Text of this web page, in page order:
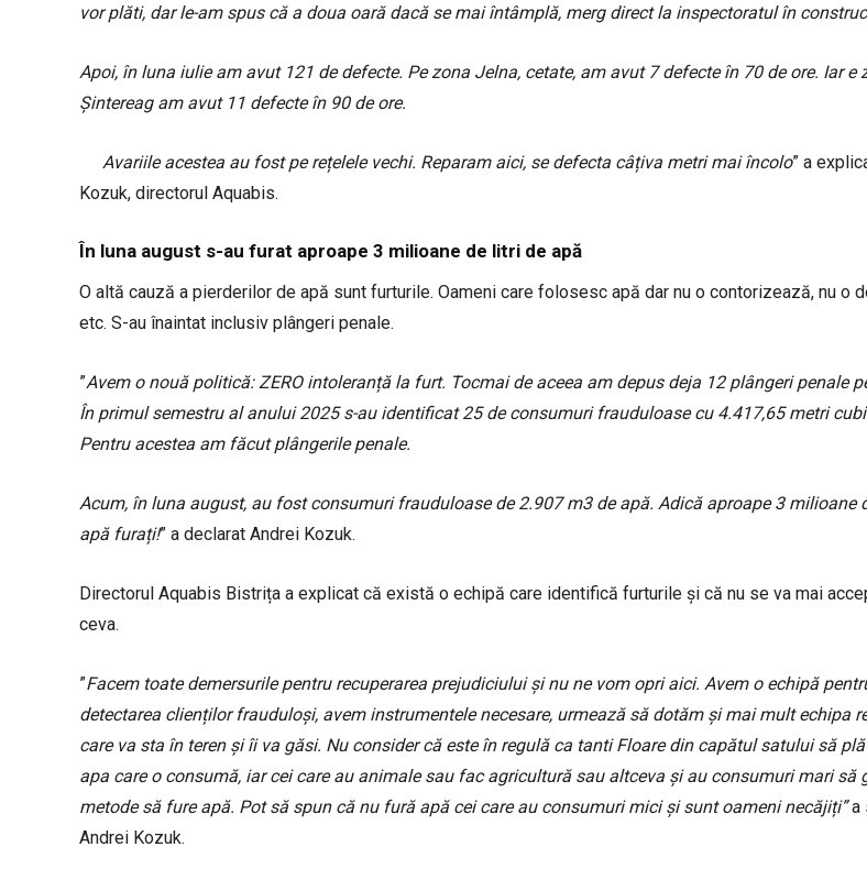
vor plăti, dar le-am spus că a doua oară dacă se mai întâmplă, merg direct la inspectoratul în
Apoi, în luna iulie am avut 121 de defecte. Pe zona Jelna, cetate, am avut 7 defecte în 70 de ore. Iar e
Șintereag am avut 11 defecte în 90 de ore.
Avariile acestea au fost pe rețelele vechi. Reparam aici, se defecta câțiva metri mai încolo” a
Kozuk, directorul Aquabis.
În luna august s-au furat aproape 3 milioane de litri de apă
O altă cauză a pierderilor de apă sunt furturile. Oameni care folosesc apă dar nu o contorizează, nu o
etc. S-au înaintat inclusiv plângeri penale.
”Avem o nouă politică: ZERO intoleranță la furt. Tocmai de aceea am depus deja 12 plângeri penale
În primul semestru al anului 2025 s-au identificat 25 de consumuri frauduloase cu 4.417,65 metri
Pentru acestea am făcut plângerile penale.
Acum, în luna august, au fost consumuri frauduloase de 2.907 m3 de apă. Adică aproape 3 milioane
apă furați!” a declarat Andrei Kozuk.
Directorul Aquabis Bistrița a explicat că există o echipă care identifică furturile și că nu se va mai
ceva.
”Facem toate demersurile pentru recuperarea prejudiciului și nu ne vom opri aici. Avem o echipă
detectarea clienților frauduloși, avem instrumentele necesare, urmează să dotăm și mai mult echipa
care va sta în teren și îi va găsi. Nu consider că este în regulă ca tanti Floare din capătul satului să
apa care o consumă, iar cei care au animale sau fac agricultură sau altceva și au consumuri mari să
metode să fure apă. Pot să spun că nu fură apă cei care au consumuri mici și sunt oameni necăjiți”a
Andrei Kozuk.